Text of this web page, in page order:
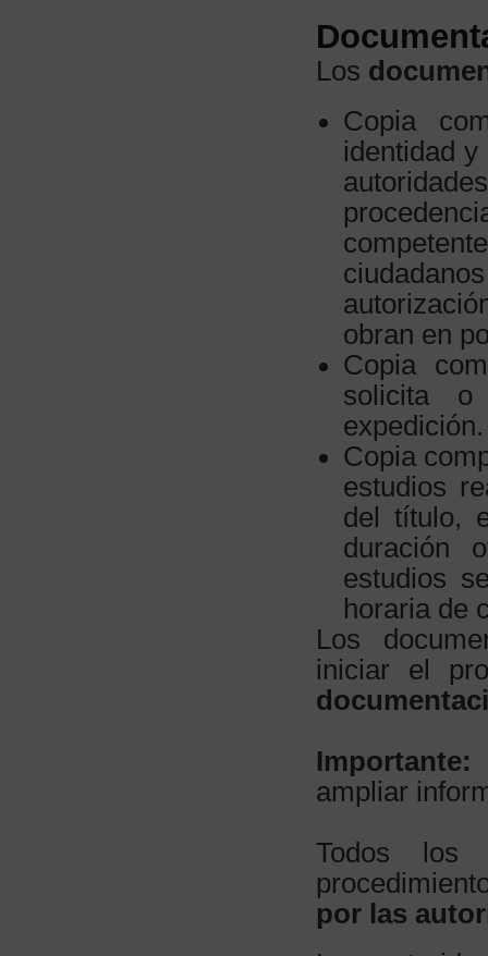
Los
Copia
identidad
obran en
Copia
solicita
expedición.
Copia
estudios
del título,
duración
estudios
horaria de
Los
iniciar el
Importante:
ampliar
Todos los
por las